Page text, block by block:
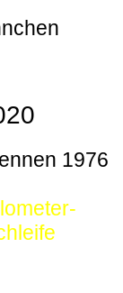
1976